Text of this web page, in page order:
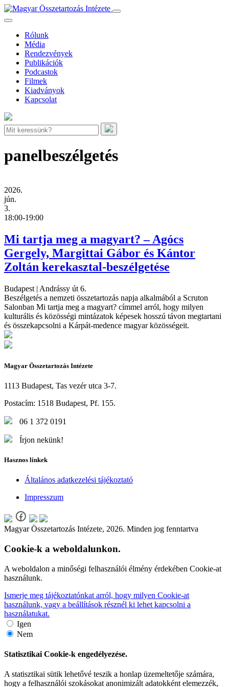
Rólunk
Média
Rendezvények
Publikációk
Podcastok
Filmek
Kiadványok
Kapcsolat
panelbeszélgetés
2026.
jún.
3.
18:00-19:00
Mi tartja meg a magyart? – Agócs
Gergely, Margittai Gábor és Kántor
Zoltán kerekasztal-beszélgetése
Budapest | Andrássy út 6.
Beszélgetés a nemzeti összetartozás napja alkalmából a Scruton
Salonban Mi tartja meg a magyart? címmel arról, hogy milyen
kulturális és közösségi mintázatok képesek hosszú távon megtartani
és összekapcsolni a Kárpát-medence magyar közösségeit.
Magyar Összetartozás Intézete
1113 Budapest, Tas vezér utca 3-7.
Postacím: 1518 Budapest, Pf. 155.
06 1 372 0191
Írjon nekünk!
Hasznos linkek
Általános adatkezelési tájékoztató
Impresszum
Magyar Összetartozás Intézete, 2026. Minden jog fenntartva
Cookie-k a weboldalunkon.
A weboldalon a minőségi felhasználói élmény érdekében Cookie-at
használunk.
Ismerje meg tájékoztatónkat arról, hogy milyen Cookie-at
használunk, vagy a beállítások résznél ki lehet kapcsolni a
használatukat.
Igen
Nem
Statisztikai Cookie-k engedélyezése.
A statisztikai sütik lehetővé teszik a honlap üzemeltetője számára,
hogy a felhasználói szokásokat anonimizált adatokként elemezzék,